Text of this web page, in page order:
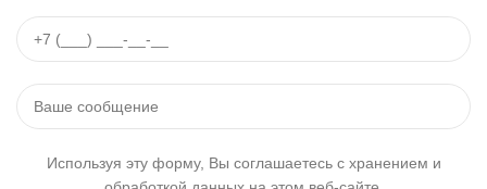
Используя эту форму, Вы соглашаетесь с хранением и